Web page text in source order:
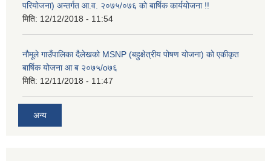
परियोजना) अन्तर्गत आ.व. २०७५/०७६ को बार्षिक कार्ययोजना !!
मिति: 12/12/2018 - 11:54
नौमूले गाउँपालिका दैलेखको MSNP (बहुक्षेत्रीय पोषण योजना) को एकीकृत
बार्षिक योजना आ ब २०७५/o७६
मिति: 12/11/2018 - 11:47
अन्य